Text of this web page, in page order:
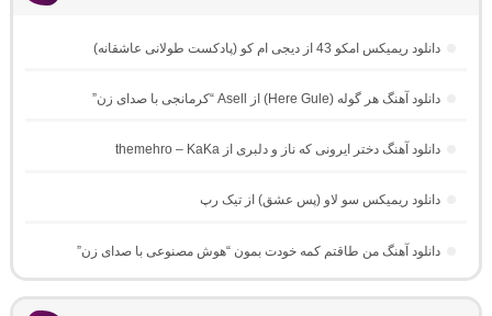
دانلود ریمیکس امکو 43 از دیجی ام کو (پادکست طولانی عاشقانه)
دانلود آهنگ هر گوله (Here Gule) از Asell “کرمانجی با صدای زن”
دانلود آهنگ دختر ایرونی که ناز و دلبری از themehro – KaKa
دانلود ریمیکس سو لاو (پس عشق) از تیک رپ
دانلود آهنگ من طاقتم کمه خودت بمون “هوش مصنوعی با صدای زن”